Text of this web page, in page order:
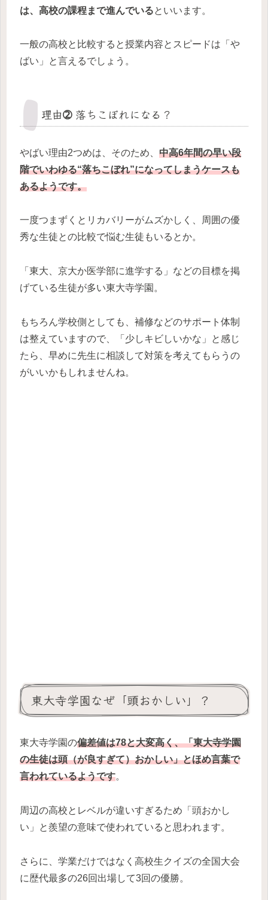
は、高校の課程まで進んでいるといいます。
一般の高校と比較すると授業内容とスピードは「や
ばい」と言えるでしょう。
理由➁ 落ちこぼれになる？
やばい理由2つめは、そのため、 中高6年間の早い段
階でいわゆる“落ちこぼれ”になってしまうケースも
あるようです。
一度つまずくとリカバリーがムズかしく、周囲の優
秀な生徒との比較で悩む生徒もいるとか。
「東大、京大か医学部に進学する」などの目標を掲
げている生徒が多い東大寺学園。
もちろん学校側としても、補修などのサポート体制
は整えていますので、「少しキビしいかな」と感じ
たら、早めに先生に相談して対策を考えてもらうの
がいいかもしれませんね。
東大寺学園なぜ「頭おかしい」？
東大寺学園の偏差値は78と大変高く、「東大寺学園
の生徒は頭（が良すぎて）おかしい」とほめ言葉で
言われているようです。
周辺の高校とレベルが違いすぎるため「頭おかし
い」と羨望の意味で使われていると思われます。
さらに、学業だけではなく高校生クイズの全国大会
に歴代最多の26回出場して3回の優勝。